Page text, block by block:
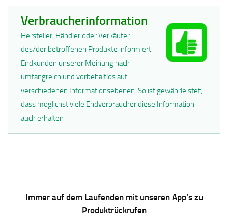
Verbraucherinformation
Hersteller, Händler oder Verkäufer
des/der betroffenen Produkte informiert
Endkunden unserer Meinung nach
umfangreich und vorbehaltlos auf
verschiedenen Informationsebenen. So ist gewährleistet,
dass möglichst viele Endverbraucher diese Information
auch erhalten
Immer auf dem Laufenden mit unseren App’s zu
Produktrückrufen